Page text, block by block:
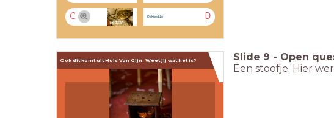
C D
Dekbedden
Ook dit komt uit Huis Van Gijn. Weet jij wat het is? Slide 9 - Open
Een stoofje. Hier